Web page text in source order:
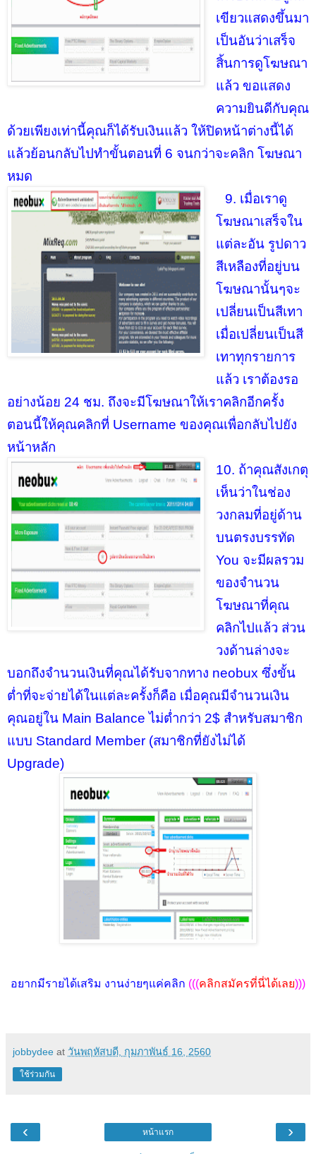
เขียวแสดงขึ้นมา
เป็นอันว่าเสร็จ
สิ้นการดูโฆษณา
แล้ว ขอแสดง
ความยินดีกับคุณ
ด้วยเพียงเท่านี้คุณก็ได้รับเงินแล้ว ให้ปิดหน้าต่างนี้ได้
แล้วย้อนกลับไปทำขั้นตอนที่ 6 จนกว่าจะคลิก โฆษณา
หมด
9. เมื่อเราดู
โฆษณาเสร็จใน
แต่ละอัน รูปดาว
สีเหลืองที่อยู่บน
โฆษณานั้นๆจะ
เปลี่ยนเป็นสีเทา
เมื่อเปลี่ยนเป็นสี
เทาทุกรายการ
แล้ว เราต้องรอ
อย่างน้อย 24 ชม. ถึงจะมีโฆษณาให้เราคลิกอีกครั้ง
ตอนนี้ให้คุณคลิกที่ Username ของคุณเพื่อกลับไปยัง
หน้าหลัก
10. ถ้าคุณสังเกตุ
เห็นว่าในช่อง
วงกลมที่อยู่ด้าน
บนตรงบรรทัด
You จะมีผลรวม
ของจำนวน
โฆษณาที่คุณ
คลิกไปแล้ว ส่วน
วงด้านล่างจะ
บอกถึงจำนวนเงินที่คุณได้รับจากทาง neobux ซึ่งขั้น
ต่ำที่จะจ่ายได้ในแต่ละครั้งก็คือ เมื่อคุณมีจำนวนเงิน
คุณอยู่ใน Main Balance ไม่ต่ำกว่า 2$ สำหรับสมาชิก
แบบ Standard Member (สมาชิกที่ยังไม่ได้
Upgrade)
อยากมีรายได้เสริม งานง่ายๆแค่คลิก (((คลิกสมัครที่นี่ได้เลย)))
jobbydee at วันพฤหัสบดี, กุมภาพันธ์ 16, 2560
ใช้ร่วมกัน
‹ ›
หน้าแรก